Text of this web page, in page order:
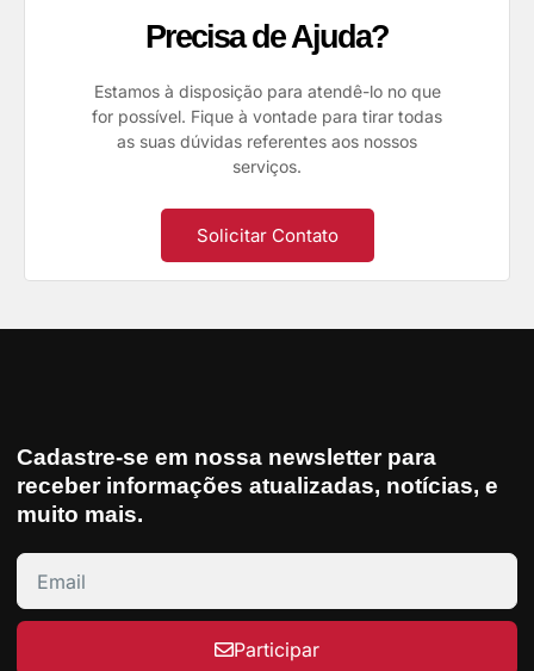
Precisa de Ajuda?
Estamos à disposição para atendê-lo no que
for possível. Fique à vontade para tirar todas
as suas dúvidas referentes aos nossos
serviços.
Solicitar Contato
Cadastre-se em nossa newsletter para
receber informações atualizadas, notícias, e
muito mais.
Participar